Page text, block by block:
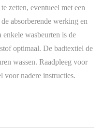
zetten, eventueel met een
absorberende werking en
wasbeurten is de
optimaal. De badtextiel de
wassen. Raadpleeg voor
voor nadere instructies.